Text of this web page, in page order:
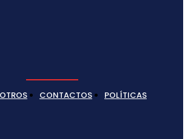
CONTACTOS POLÍTICAS